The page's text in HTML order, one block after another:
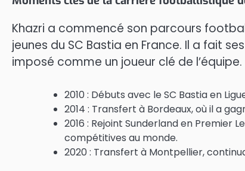
Khazri a commencé son parcours
jeunes du SC Bastia en France. Il a fait
imposé comme un joueur clé de l’équipe.
2010 : Débuts avec le SC Bastia en
2014 : Transfert à Bordeaux, où il a
2016 : Rejoint Sunderland en Premier
compétitives au monde.
2020 : Transfert à Montpellier,